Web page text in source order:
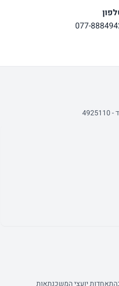
077-
יועצי המשכנתאות